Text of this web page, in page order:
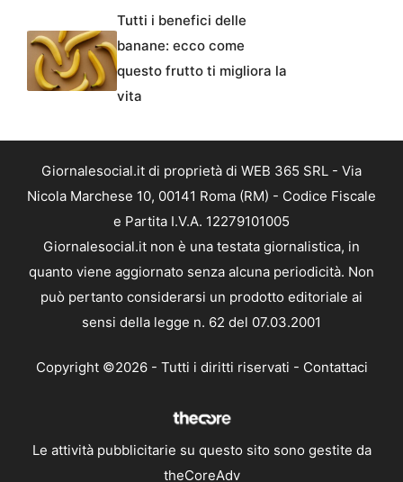
Tutti i benefici delle
banane: ecco come
questo frutto ti migliora la
vita
Giornalesocial.it di proprietà di WEB 365 SRL - Via
Nicola Marchese 10, 00141 Roma (RM) - Codice Fiscale
e Partita I.V.A. 12279101005
Giornalesocial.it non è una testata giornalistica, in
quanto viene aggiornato senza alcuna periodicità. Non
può pertanto considerarsi un prodotto editoriale ai
sensi della legge n. 62 del 07.03.2001
Copyright ©2026 - Tutti i diritti riservati - Contattaci
Le attività pubblicitarie su questo sito sono gestite da
theCoreAdv